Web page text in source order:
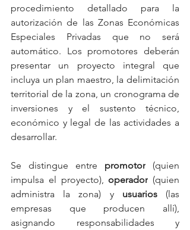
procedimiento detallado para la
autorización de las Zonas Económicas
Especiales Privadas que no será
automático. Los promotores deberán
presentar un proyecto integral que
incluya un plan maestro, la delimitación
territorial de la zona, un cronograma de
inversiones y el sustento técnico,
económico y legal de las actividades a
desarrollar.
Se distingue entre promotor (quien
impulsa el proyecto), operador (quien
administra la zona) y usuarios (las
empresas que producen allí),
asignando responsabilidades y